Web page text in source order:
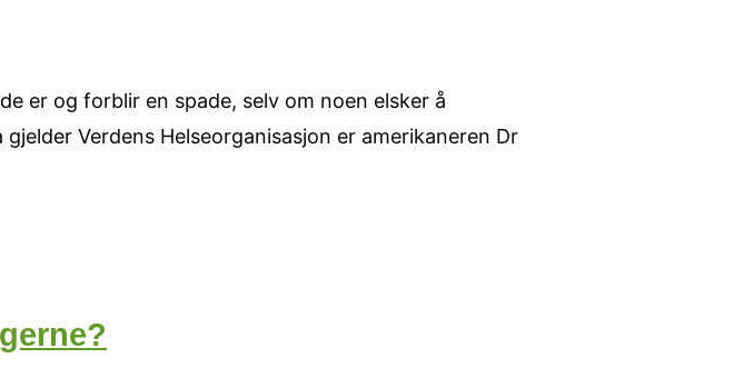
er og forblir en spade, selv om noen elsker å
Verdens Helseorganisasjon er amerikaneren Dr